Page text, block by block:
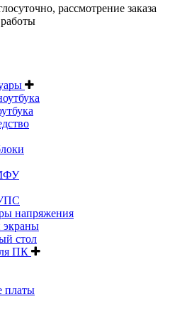
рассмотрение заказа
напряжения
экраны
стол
ПК
платы